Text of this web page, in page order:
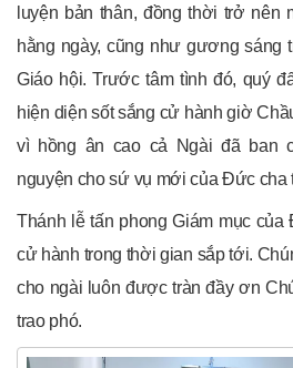
luyện bản thân, đồng thời trở nên
hằng ngày, cũng như gương sáng
Giáo hội. Trước tâm tình đó, quý
hiện diện sốt sắng cử hành giờ
vì hồng ân cao cả Ngài đã ban
nguyện cho sứ vụ mới của Đức cha
Thánh lễ tấn phong Giám mục
cử hành trong thời gian sắp tới.
cho ngài luôn được tràn đầy ơn
trao phó.